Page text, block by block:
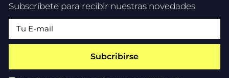
Subscríbete para recibir nuestras novedades
Subcribirse